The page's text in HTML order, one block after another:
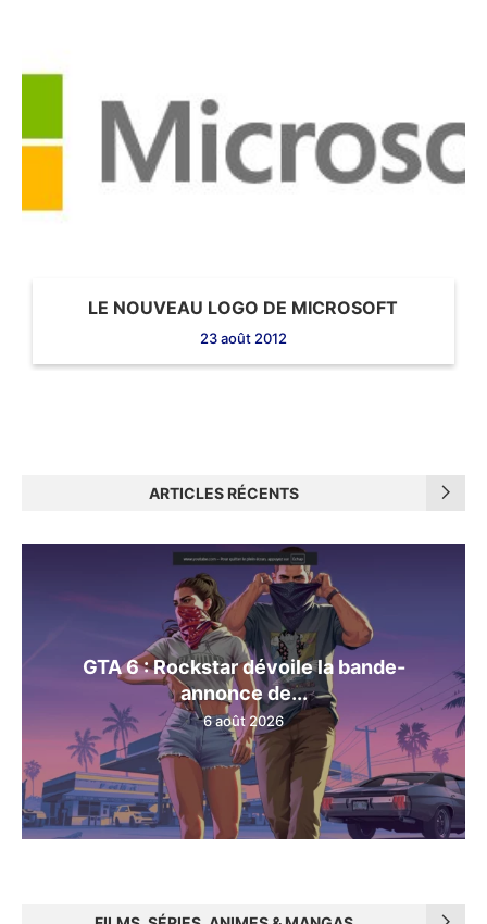
LE NOUVEAU LOGO DE MICROSOFT
23 août 2012
ARTICLES RÉCENTS
GTA 6 : Rockstar dévoile la bande-
annonce de...
6 août 2026